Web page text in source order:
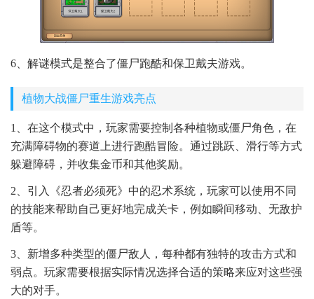
6、解谜模式是整合了僵尸跑酷和保卫戴夫游戏。
植物大战僵尸重生游戏亮点
1、在这个模式中，玩家需要控制各种植物或僵尸角色，在
充满障碍物的赛道上进行跑酷冒险。通过跳跃、滑行等方式
躲避障碍，并收集金币和其他奖励。
2、引入《忍者必须死》中的忍术系统，玩家可以使用不同
的技能来帮助自己更好地完成关卡，例如瞬间移动、无敌护
盾等。
3、新增多种类型的僵尸敌人，每种都有独特的攻击方式和
弱点。玩家需要根据实际情况选择合适的策略来应对这些强
大的对手。